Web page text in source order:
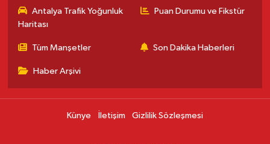
Antalya Trafik Yoğunluk
Haritası
Puan Durumu ve Fikstür
Tüm Manşetler Son Dakika Haberleri
Haber Arşivi
Künye İletişim Gizlilik Sözleşmesi